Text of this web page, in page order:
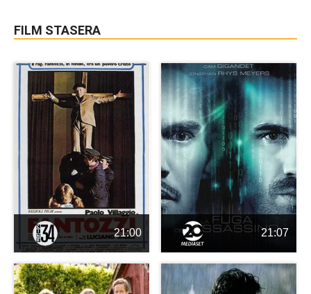
FILM STASERA
21:00 21:07